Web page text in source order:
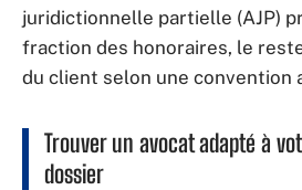
juridictionnelle partielle (AJP)
fraction des honoraires, le
du client selon une convention
Trouver un avocat adapté à
dossier